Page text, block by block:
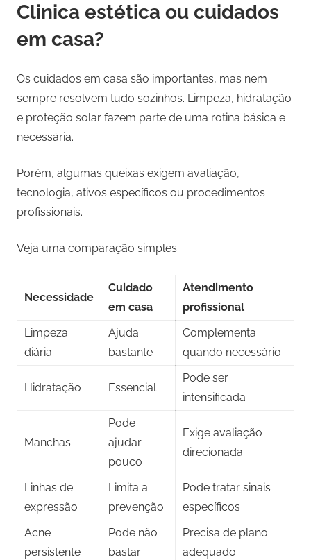
Clinica estética ou cuidados
em casa?
Os cuidados em casa são importantes, mas nem
sempre resolvem tudo sozinhos. Limpeza, hidratação
e proteção solar fazem parte de uma rotina básica e
necessária.
Porém, algumas queixas exigem avaliação,
tecnologia, ativos específicos ou procedimentos
profissionais.
Veja uma comparação simples:
Necessidade
Cuidado
em casa
Atendimento
profissional
Limpeza
diária
Ajuda
bastante
Complementa
quando necessário
Hidratação Essencial
Pode ser
intensificada
Manchas
Pode
ajudar
pouco
Exige avaliação
direcionada
Linhas de
expressão
Limita a
prevenção
Pode tratar sinais
específicos
Acne
persistente
Pode não
bastar
Precisa de plano
adequado